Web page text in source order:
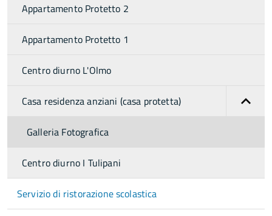
Appartamento Protetto 2
Appartamento Protetto 1
Centro diurno L'Olmo
Casa residenza anziani (casa protetta)
Galleria Fotografica
Centro diurno I Tulipani
Servizio di ristorazione scolastica